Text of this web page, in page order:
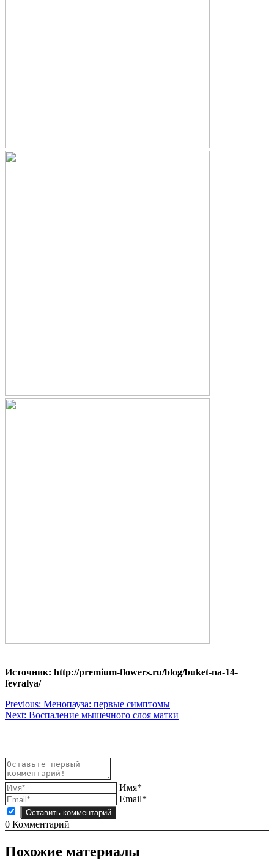
Источник: http://premium-flowers.ru/blog/buket-na-14-
fevralya/
Навигация
по
Previous: Менопауза: первые симптомы
Next: Воспаление мышечного слоя матки
Имя*
Email*
0 Комментарий
Похожие материалы